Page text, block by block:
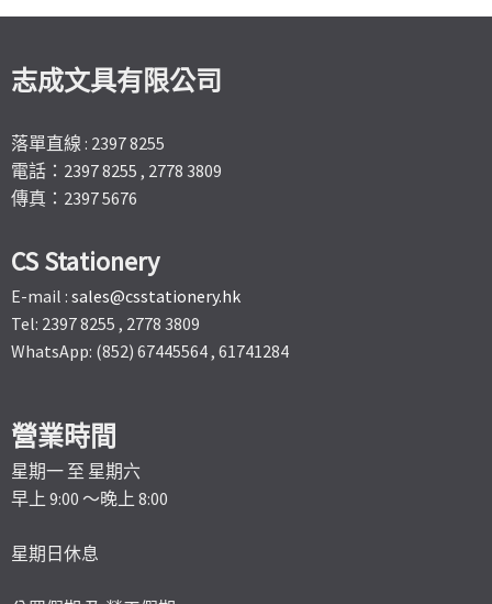
志成文具有限公司
落單直線 : 2397 8255
電話：2397 8255 , 2778 3809
傳真：2397 5676
CS Stationery
E-mail : sales@csstationery.hk
Tel: 2397 8255 , 2778 3809
WhatsApp: (852) 67445564 , 61741284
營業時間
星期一 至 星期六
早上 9:00 ～晚上 8:00
星期日休息